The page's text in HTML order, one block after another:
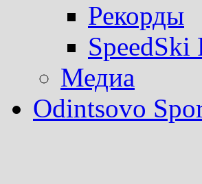
Рекорды
SpeedSki
Медиа
Odintsovo